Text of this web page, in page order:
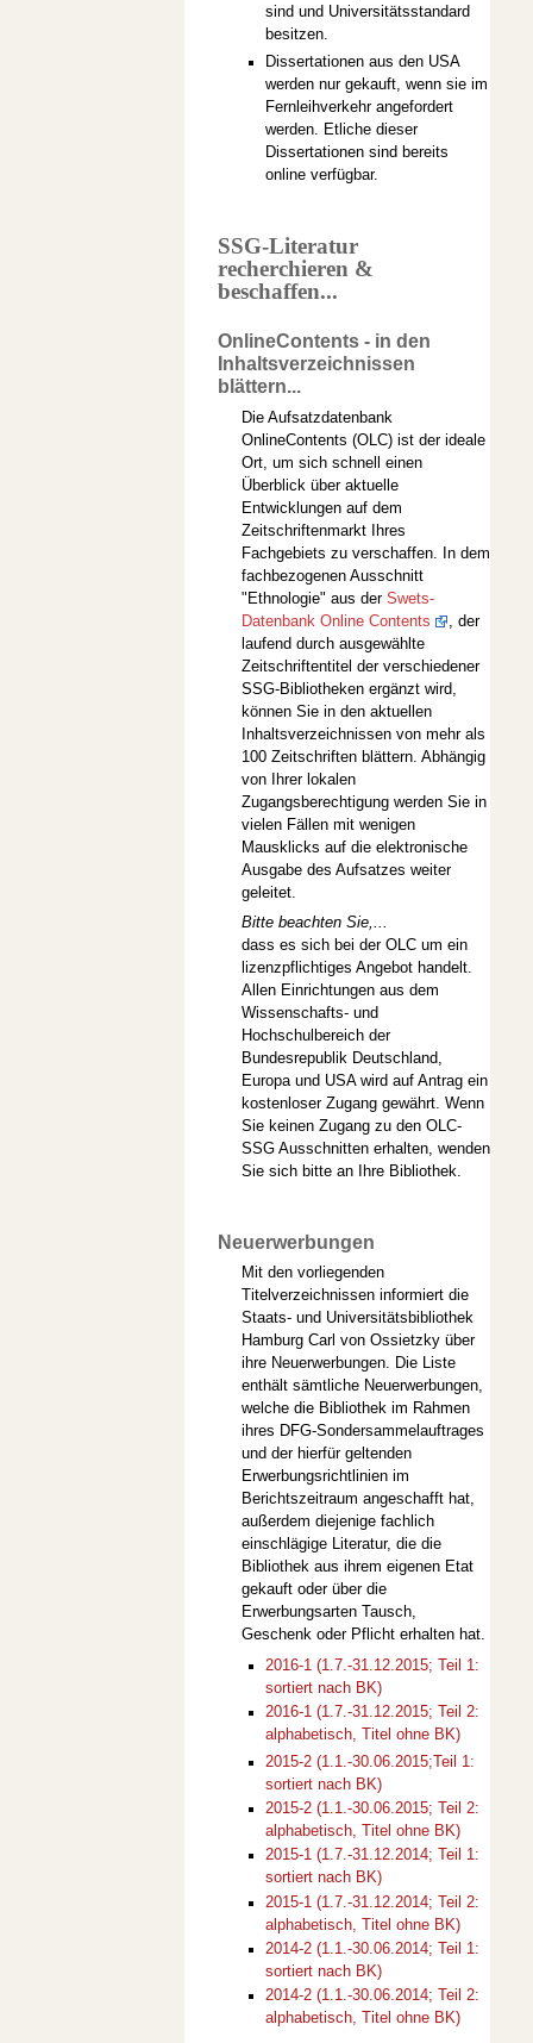
sind und Universitätsstandard
besitzen.
Dissertationen aus den USA
werden nur gekauft, wenn sie im
Fernleihverkehr angefordert
werden. Etliche dieser
Dissertationen sind bereits
online verfügbar.
SSG-Literatur
recherchieren &
beschaffen...
OnlineContents - in den
Inhaltsverzeichnissen
blättern...
Die Aufsatzdatenbank
OnlineContents (OLC) ist der ideale
Ort, um sich schnell einen
Überblick über aktuelle
Entwicklungen auf dem
Zeitschriftenmarkt Ihres
Fachgebiets zu verschaffen. In dem
fachbezogenen Ausschnitt
"Ethnologie" aus der Swets-
Datenbank Online Contents
, der
laufend durch ausgewählte
Zeitschriftentitel der verschiedener
SSG-Bibliotheken ergänzt wird,
können Sie in den aktuellen
Inhaltsverzeichnissen von mehr als
100 Zeitschriften blättern. Abhängig
von Ihrer lokalen
Zugangsberechtigung werden Sie in
vielen Fällen mit wenigen
Mausklicks auf die elektronische
Ausgabe des Aufsatzes weiter
geleitet.
Bitte beachten Sie,...
dass es sich bei der OLC um ein
lizenzpflichtiges Angebot handelt.
Allen Einrichtungen aus dem
Wissenschafts- und
Hochschulbereich der
Bundesrepublik Deutschland,
Europa und USA wird auf Antrag ein
kostenloser Zugang gewährt. Wenn
Sie keinen Zugang zu den OLC-
SSG Ausschnitten erhalten, wenden
Sie sich bitte an Ihre Bibliothek.
Neuerwerbungen
Mit den vorliegenden
Titelverzeichnissen informiert die
Staats- und Universitätsbibliothek
Hamburg Carl von Ossietzky über
ihre Neuerwerbungen. Die Liste
enthält sämtliche Neuerwerbungen,
welche die Bibliothek im Rahmen
ihres DFG-Sondersammelauftrages
und der hierfür geltenden
Erwerbungsrichtlinien im
Berichtszeitraum angeschafft hat,
außerdem diejenige fachlich
einschlägige Literatur, die die
Bibliothek aus ihrem eigenen Etat
gekauft oder über die
Erwerbungsarten Tausch,
Geschenk oder Pflicht erhalten hat.
2016-1 (1.7.-31.12.2015; Teil 1:
sortiert nach BK)
2016-1 (1.7.-31.12.2015; Teil 2:
alphabetisch, Titel ohne BK)
2015-2 (1.1.-30.06.2015;Teil 1:
sortiert nach BK)
2015-2 (1.1.-30.06.2015; Teil 2:
alphabetisch, Titel ohne BK)
2015-1 (1.7.-31.12.2014; Teil 1:
sortiert nach BK)
2015-1 (1.7.-31.12.2014; Teil 2:
alphabetisch, Titel ohne BK)
2014-2 (1.1.-30.06.2014; Teil 1:
sortiert nach BK)
2014-2 (1.1.-30.06.2014; Teil 2:
alphabetisch, Titel ohne BK)